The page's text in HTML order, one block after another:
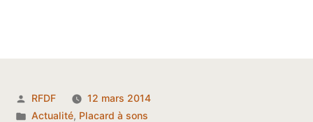
Publié
par
RFDF
12 mars 2014
Publié
Actualité, Placard à sons